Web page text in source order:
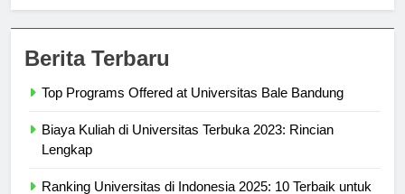
Biaya Kuliah di Universitas Terbuka 2023: Rincian